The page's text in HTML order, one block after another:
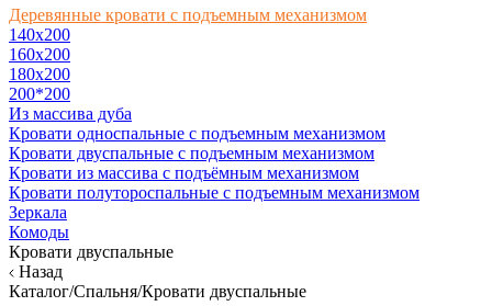
Деревянные кровати с подъемным механизмом
140x200
160х200
180х200
200*200
Из массива дуба
Кровати односпальные с подъемным механизмом
Кровати двуспальные с подъемным механизмом
Кровати из массива с подъёмным механизмом
Кровати полутороспальные с подъемным механизмом
Зеркала
Комоды
Кровати двуспальные
Назад
Каталог/Спальня/Кровати двуспальные